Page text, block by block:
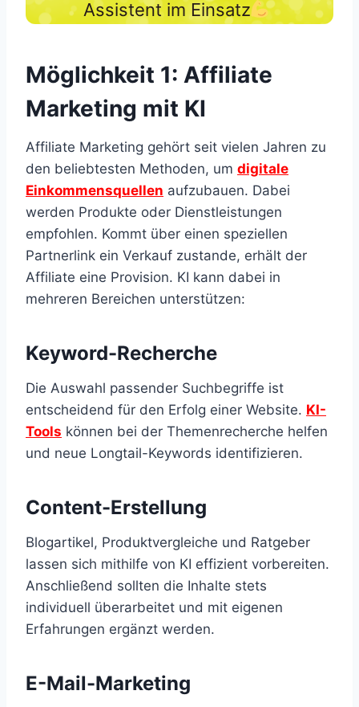
Assistent im Einsatz
Möglichkeit 1: Affiliate
Marketing mit KI
Affiliate Marketing gehört seit vielen Jahren zu
den beliebtesten Methoden, um digitale
Einkommensquellen aufzubauen. Dabei
werden Produkte oder Dienstleistungen
empfohlen. Kommt über einen speziellen
Partnerlink ein Verkauf zustande, erhält der
Affiliate eine Provision. KI kann dabei in
mehreren Bereichen unterstützen:
Keyword-Recherche
Die Auswahl passender Suchbegriffe ist
entscheidend für den Erfolg einer Website. KI-
Tools können bei der Themenrecherche helfen
und neue Longtail-Keywords identifizieren.
Content-Erstellung
Blogartikel, Produktvergleiche und Ratgeber
lassen sich mithilfe von KI effizient vorbereiten.
Anschließend sollten die Inhalte stets
individuell überarbeitet und mit eigenen
Erfahrungen ergänzt werden.
E-Mail-Marketing